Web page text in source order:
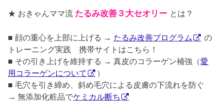
★ おきゃんママ流 たるみ改善３大セオリー とは？
■ 顔の重心を上部に上げる → たるみ改善プログラム
の
トレーニング実践 携帯サイトはこちら！
■ その引き上げを維持する → 真皮のコラーゲン補強（愛
用コラーゲンについて
）
■ 毛穴を引き締め、斜め毛穴による皮膚の下流れを防ぐ
→ 無添加化粧品でケミカル断ち